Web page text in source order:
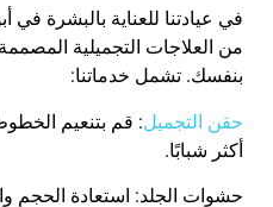
في عيادتنا للعناية بالبشرة
من العلاجات التجميلية
بنفسك. تشمل خدماتنا:
حقن التجميل: قم بتنعيم
أكثر شبابًا.
حشوات الجلد: استعادة الحجم